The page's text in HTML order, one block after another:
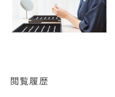
閲覧履歴